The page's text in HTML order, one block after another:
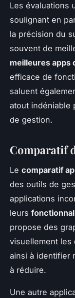
Les évaluations
soulignant en
la précision du
souvent de
meilleures apps
efficace de
saluent
atout indéniable
de gestion.
Comparatif
Le comparatif
des outils de
applications
leurs
propose des
visuellement les
ainsi à identifier
à réduire.
Une autre